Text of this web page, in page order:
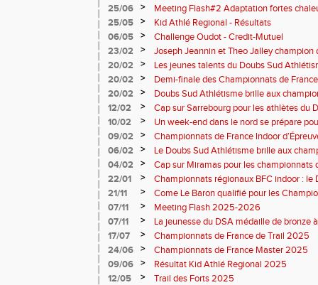
25/06 >
Meeting Flash#2 Adaptation fortes
25/05
>
Kid Athlé Regional - Résultats
06/05
>
Challenge Oudot - Credit-Mutuel
23/02
>
Joseph Jeannin et Theo Jalley champion
DSA en grande forme pour le Jour-J
20/02 >
Les jeunes talents du Doubs Sud
championnats de France
20/02 >
Demi-finale des Championnats de
Sud Athlétisme à Sarrebourg
20/02 >
Doubs Sud Athlétisme brille aux
Nationaux et masters en salle
12/02 >
Cap sur Sarrebourg pour les athlètes du
10/02
>
Un week-end dans le nord se prépare
09/02
>
Championnats de France Indoor
Marche
06/02 >
Le Doubs Sud Athlétisme brille aux
cross à Vesoul
04/02 >
Cap sur Miramas pour les championnats
Athlétisme bien représenté
22/01 >
Championnats régionaux BFC indoor : le
brille sur tous les fronts
21/11 >
Come Le Baron qualifié pour les
07/11
>
Meeting Flash 2025-2026
07/11
>
La jeunesse du DSA médaille de bronze
17/07
>
Championnats de France de Trail 2025
24/06
>
Championnats de France Master 2025
09/06
>
Résultat Kid Athlé Regional 2025
12/05
> Trail des Forts 2025